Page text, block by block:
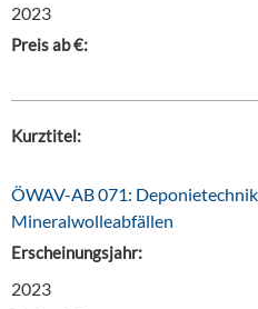
2023
Preis ab €:
Kurztitel:
ÖWAV-AB 071:
Mineralwolleabfällen
Erscheinungsjahr:
2023